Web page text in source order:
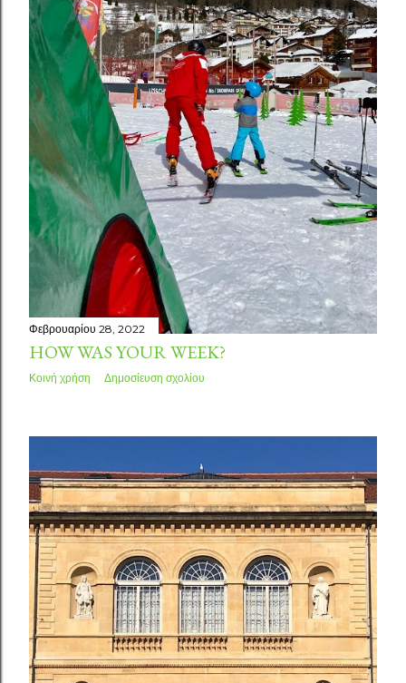
σ
ε
ι
ς
Φεβρουαρίου 28, 2022
HOW WAS YOUR WEEK?
Κοινή χρήση Δημοσίευση σχολίου